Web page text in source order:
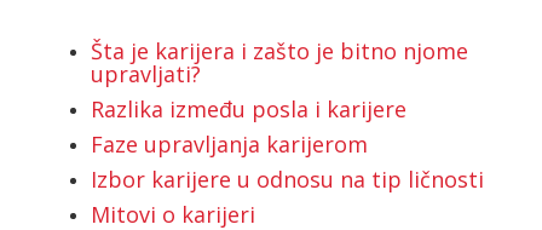
Šta je karijera i zašto je bitno njome
upravljati?
Razlika između posla i karijere
Faze upravljanja karijerom
Izbor karijere u odnosu na tip ličnosti
Mitovi o karijeri